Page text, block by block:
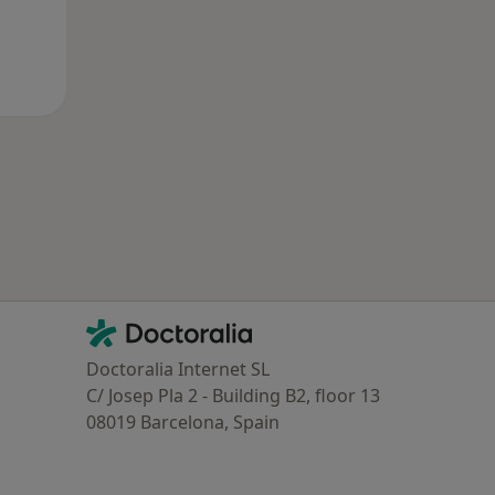
Contacto
Doctoralia - Homepage
Doctoralia Internet SL
C/ Josep Pla 2 - Building B2, floor 13
08019 Barcelona, Spain